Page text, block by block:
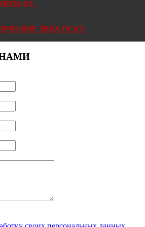
ICL
ЛИЦА ГК ICL